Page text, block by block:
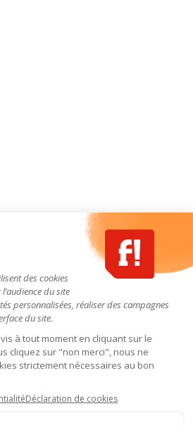
des cookies
du site
personnalisées, réaliser des campagnes
du site.
à tout moment en cliquant sur le
cliquez sur "non merci", nous ne
strictement nécessaires au bon
Déclaration de cookies